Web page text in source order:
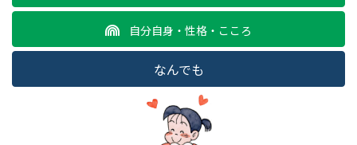
自分自身・性格・こころ
なんでも